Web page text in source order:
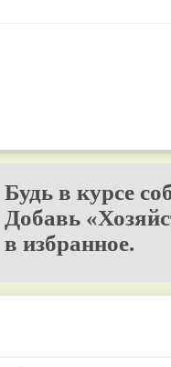
Будь в курсе
Добавь
в избранное.